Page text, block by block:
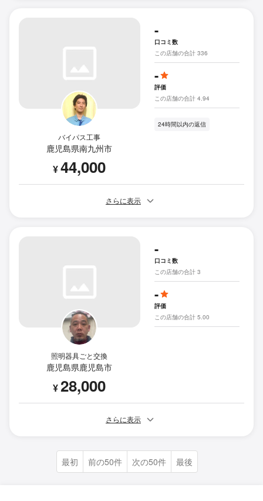
バイパス工事
鹿児島県南九州市
¥44,000
-
口コミ数
この店舗の合計 336
-
評価
この店舗の合計 4.94
24時間以内の返信
さらに表示
照明器具ごと交換
鹿児島県鹿児島市
¥28,000
-
口コミ数
この店舗の合計 3
-
評価
この店舗の合計 5.00
さらに表示
最初 前の50件 次の50件 最後